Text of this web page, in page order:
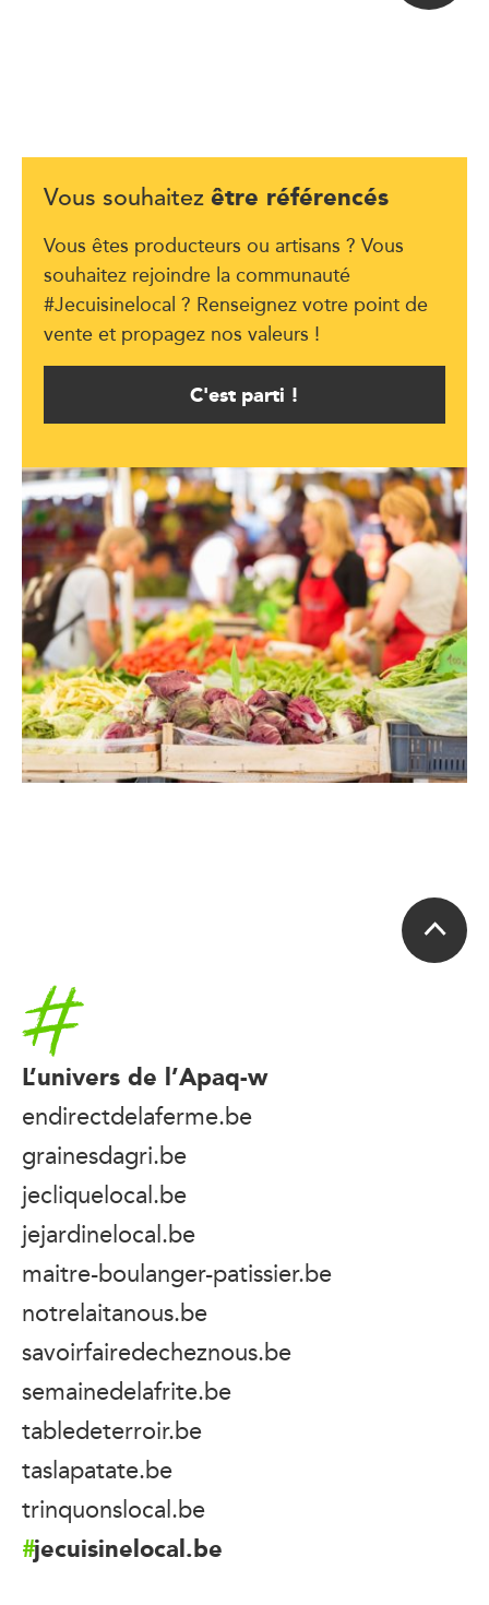
Vous souhaitez être référencés
Vous êtes producteurs ou artisans ? Vous
souhaitez rejoindre la communauté
#Jecuisinelocal ? Renseignez votre point de
vente et propagez nos valeurs !
C'est parti !
Accueil
L’univers de l’Apaq-w
endirectdelaferme.be
grainesdagri.be
jecliquelocal.be
jejardinelocal.be
maitre-boulanger-patissier.be
notrelaitanous.be
savoirfairedecheznous.be
semainedelafrite.be
tabledeterroir.be
taslapatate.be
trinquonslocal.be
jecuisinelocal.be